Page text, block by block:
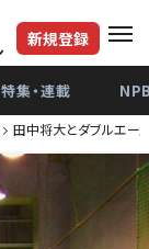
新規登録
特集・連載
田中将大とダブルエー